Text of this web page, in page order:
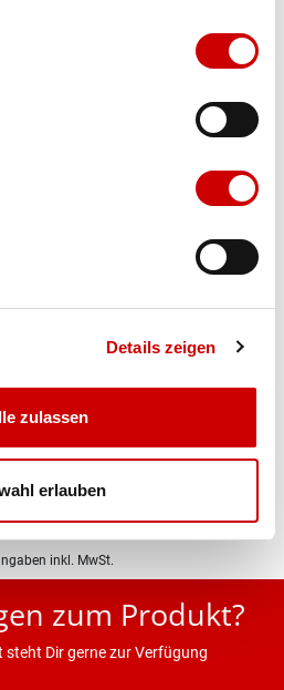
Details zeigen
zulassen
erlauben
morgen geliefert - ab CHF 50.00
inkl. MwSt.
zum Produkt?
steht Dir gerne zur Verfügung